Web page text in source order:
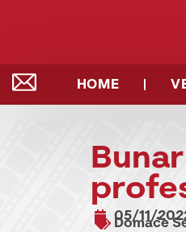
HOME
05/11/
Domaće